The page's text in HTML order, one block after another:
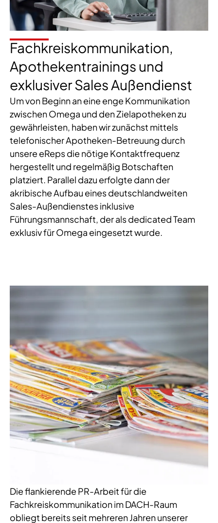
Fachkreiskommunikation,
Apothekentrainings und
exklusiver Sales Außendienst
Um von Beginn an eine enge Kommunikation
zwischen Omega und den Zielapotheken zu
gewährleisten, haben wir zunächst mittels
telefonischer Apotheken-Betreuung durch
unsere eReps die nötige Kontaktfrequenz
hergestellt und regelmäßig Botschaften
platziert. Parallel dazu erfolgte dann der
akribische Aufbau eines deutschlandweiten
Sales-Außendienstes inklusive
Führungsmannschaft, der als dedicated Team
exklusiv für Omega eingesetzt wurde.
Die flankierende PR-Arbeit für die
Fachkreiskommunikation im DACH-Raum
obliegt bereits seit mehreren Jahren unserer